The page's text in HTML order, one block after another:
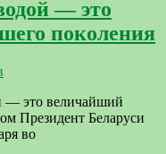
— это
поколения
— это величайший
Президент Беларуси
во